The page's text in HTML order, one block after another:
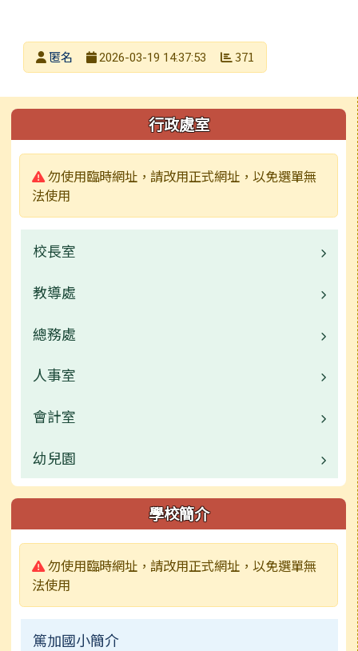
發布者
匿名
2026-03-19 14:37:53 371
左邊區域內容 行政處室
警告:
勿使用臨時網址，請改用正式網址，以免選單無
法使用
校長室
校長介紹
業務職掌
教導處
業務職掌
校園公告
常用連結
活動相簿
榮譽榜
行事曆
校園影音
公開資訊
總務處
業務職掌
校園公告
常用連結
活動相簿
校園影音
公開資訊
檔案下載
人事室
業務職掌
校園公告
常用連結
檔案下載
會計室
業務職掌
校園公告
檔案下載
幼兒園
校園公告
業務職掌
活動相簿
學校簡介
警告:
勿使用臨時網址，請改用正式網址，以免選單無
法使用
篤加國小簡介